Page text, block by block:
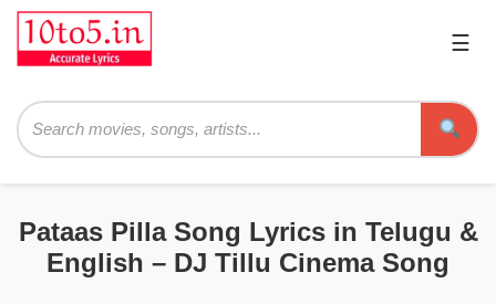
☰
Pataas Pilla Song Lyrics in Telugu &
English – DJ Tillu Cinema Song